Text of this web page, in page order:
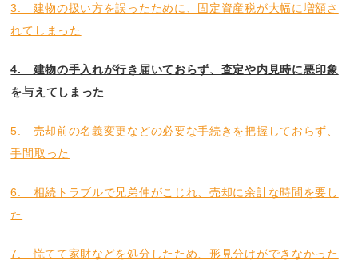
3. 建物の扱い方を誤ったために、固定資産税が大幅に増額さ
れてしまった
4. 建物の手入れが行き届いておらず、査定や内見時に悪印象
を与えてしまった
5. 売却前の名義変更などの必要な手続きを把握しておらず、
手間取った
6. 相続トラブルで兄弟仲がこじれ、売却に余計な時間を要し
た
7. 慌てて家財などを処分したため、形見分けができなかった